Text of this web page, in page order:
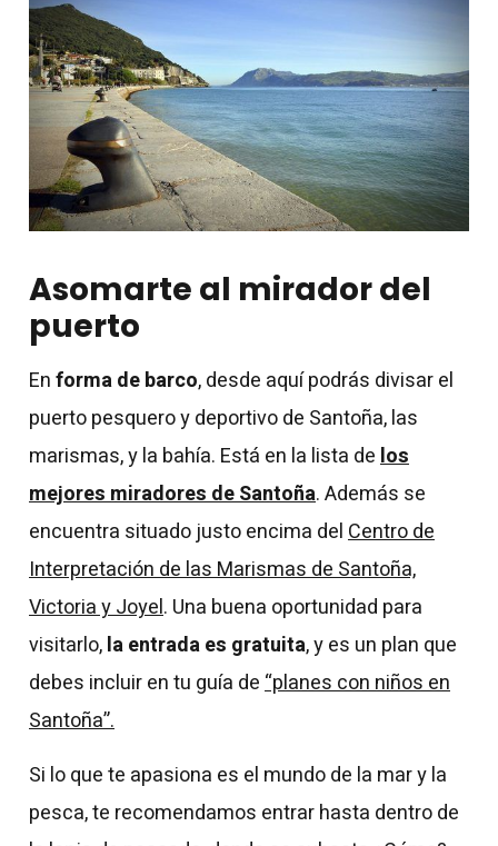
Asomarte al mirador del
puerto
Enforma de barco, desde aquí podrás divisar el
puerto pesquero y deportivo de Santoña, las
marismas, y la bahía. Está en la lista delos
mejores miradores de Santoña. Además se
encuentra situado justo encima delCentro de
Interpretación de las Marismas de Santoña,
Victoria y Joyel. Una buena oportunidad para
visitarlo,la entrada es gratuita, y es un plan que
debes incluir en tu guía de“planes con niños en
Santoña”.
Si lo que te apasiona es el mundo de la mar y la
pesca, te recomendamos entrar hasta dentro de